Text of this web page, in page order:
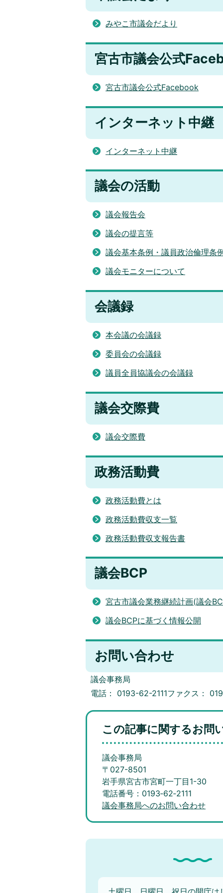
みやこ市議会だより
宮古市議会公式
宮古市議会公式Facebook
インターネット中継
インターネット中継
議会の活動
議会報告会
議会の提言等
議会基本条例・議員政治倫理条
議会モニターについて
会議録
本会議の会議録
委員会の会議録
議員全員協議会の会議録
議会交際費
議会交際費
政務活動費
政務活動費とは
政務活動費収支一覧
政務活動費収支報告書
議会BCP
宮古市議会業務継続計画(議会
議会BCPに基づく情報公開
お問い合わせ
議会事務局
電話： 0193-62-2111ファクス：
この記事に関するお問
議会事務局
〒027-8501
岩手県宮古市宮町一丁目1-30
電話番号：0193‐62‐2111
議会事務局へのお問い合わせ